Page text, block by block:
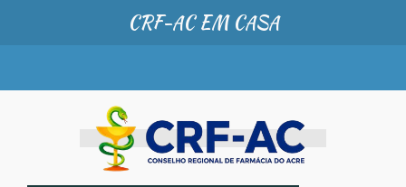
CRF-AC EM CASA